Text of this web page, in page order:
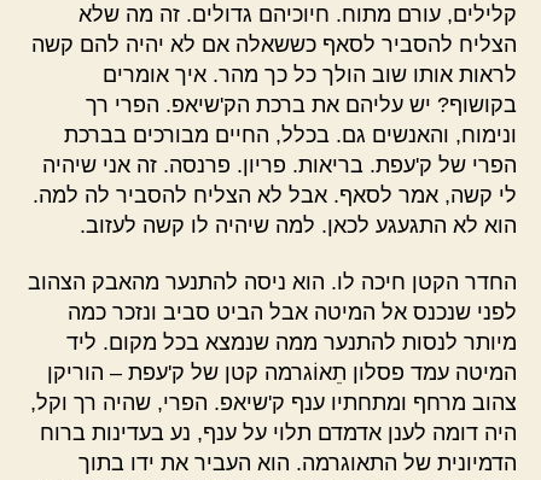
קלילים, עורם מתוח. חיוכיהם גדולים. זה מה שלא
הצליח להסביר לסאף כששאלה אם לא יהיה להם קשה
לראות אותו שוב הולך כל כך מהר. איך אומרים
בקושוף? יש עליהם את ברכת הק'שיאפ. הפרי רך
ונימוח, והאנשים גם. בכלל, החיים מבורכים בברכת
הפרי של ק'עפת. בריאות. פריון. פרנסה. זה אני שיהיה
לי קשה, אמר לסאף. אבל לא הצליח להסביר לה למה.
הוא לא התגעגע לכאן. למה שיהיה לו קשה לעזוב.
החדר הקטן חיכה לו. הוא ניסה להתנער מהאבק הצהוב
לפני שנכנס אל המיטה אבל הביט סביב ונזכר כמה
מיותר לנסות להתנער ממה שנמצא בכל מקום. ליד
המיטה עמד פסלון תֵאוֹגרמה קטן של ק'עפת – הוריקן
צהוב מרחף ומתחתיו ענף ק'שיאפ. הפרי, שהיה רך וקל,
היה דומה לענן אדמדם תלוי על ענף, נע בעדינות ברוח
הדמיונית של התאוגרמה. הוא העביר את ידו בתוך